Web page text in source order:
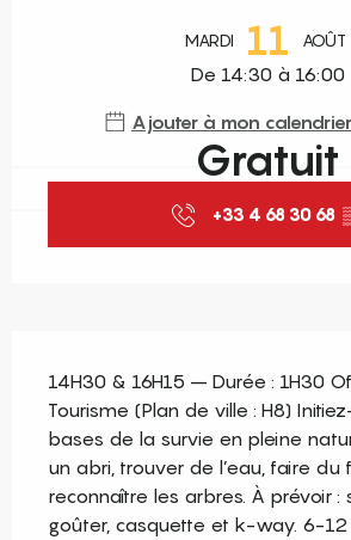
MARDI 11 AOÛT
De 14:30 à 16:00
Ajouter à mon
Gratuit
+33 4 68 30 68
14H30 & 16H15 – Durée : 1H30
Tourisme (Plan de ville : H8)
bases de la survie en pleine
un abri, trouver de l’eau, faire du
reconnaître les arbres. À prévoir :
goûter, casquette et k-way. 6-